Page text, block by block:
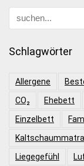
Schlagwörter
Allergene
CO₂
Ehebett
Einzelbett
Liegegefühl